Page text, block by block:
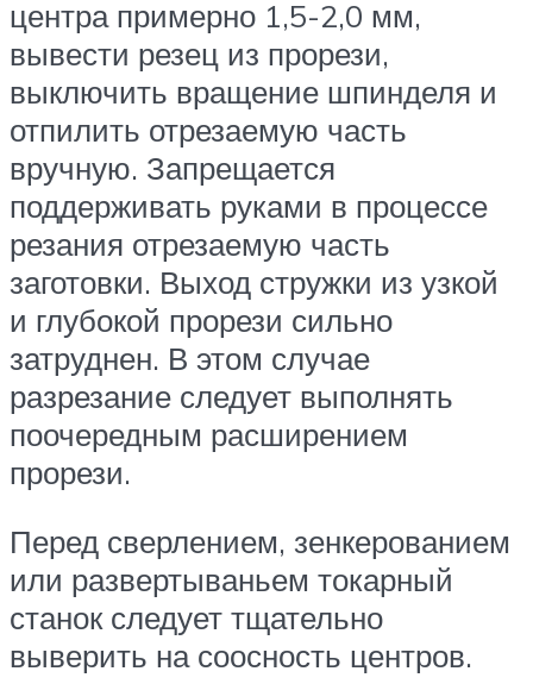
центра примерно 1,5-2,0 мм,
вывести резец из прорези,
выключить вращение шпинделя и
отпилить отрезаемую часть
вручную. Запрещается
поддерживать руками в процессе
резания отрезаемую часть
заготовки. Выход стружки из узкой
и глубокой прорези сильно
затруднен. В этом случае
разрезание следует выполнять
поочередным расширением
прорези.
Перед сверлением, зенкерованием
или развертываньем токарный
станок следует тщательно
выверить на соосность центров.